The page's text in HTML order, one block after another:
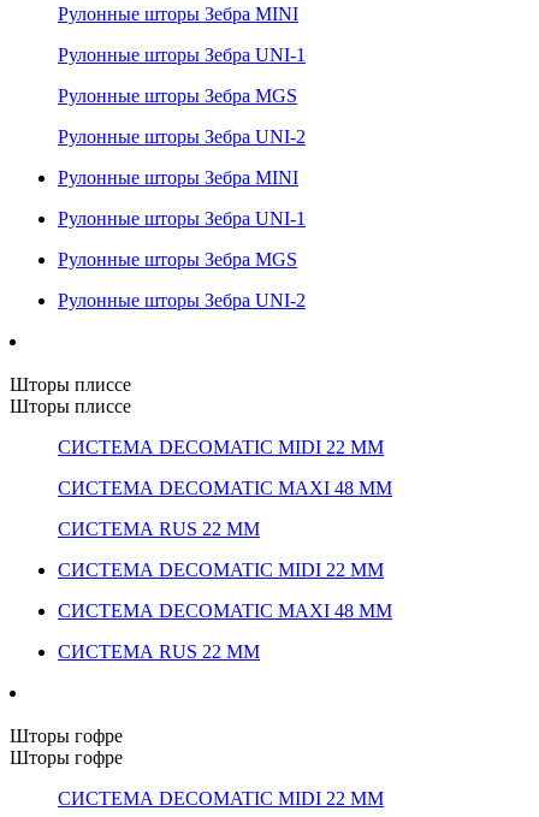
Рулонные шторы Зебра MINI
Рулонные шторы Зебра UNI-1
Рулонные шторы Зебра MGS
Рулонные шторы Зебра UNI-2
Рулонные шторы Зебра MINI
Рулонные шторы Зебра UNI-1
Рулонные шторы Зебра MGS
Рулонные шторы Зебра UNI-2
Шторы плиссе
Шторы плиссе
СИСТЕМА DECOMATIC MIDI 22 ММ
СИСТЕМА DECOMATIC MAXI 48 ММ
СИСТЕМА RUS 22 ММ
СИСТЕМА DECOMATIC MIDI 22 ММ
СИСТЕМА DECOMATIC MAXI 48 ММ
СИСТЕМА RUS 22 ММ
Шторы гофре
Шторы гофре
СИСТЕМА DECOMATIC MIDI 22 ММ